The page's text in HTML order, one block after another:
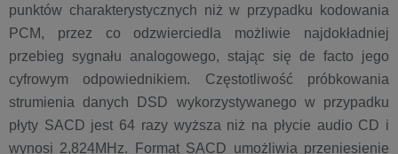
punktów charakterystycznych niż w przypadku kodowania
PCM, przez co odzwierciedla możliwie najdokładniej
przebieg sygnału analogowego, stając się de facto jego
cyfrowym odpowiednikiem. Częstotliwość próbkowania
strumienia danych DSD wykorzystywanego w przypadku
płyty SACD jest 64 razy wyższa niż na płycie audio CD i
wynosi 2,824MHz. Format SACD umożliwia przeniesienie